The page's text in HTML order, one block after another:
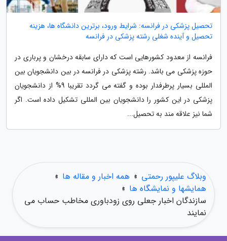
تحصیل پزشکی در فرانسه: شرایط ورود، برترین دانشگاه ها، هزینه
تحصیل و آینده شغلی رشته پزشکی در فرانسه
فرانسه از معدود کشورهایی است که دارای سابقه درخشان و پرباری در
حوزه پزشکی می باشد. رشته پزشکی در فرانسه در بین دانشجویان بین
المللی بسیار پرطرفدار بوده و گفته می گردد تقریبا 9% از دانشجویان
پزشکی در این کشور را دانشجویان بین المللی تشکیل داده است. اگر
شما نیز علاقه مند به تحصیل...
وبلاگ علیپور رحمتی » همه اخبار و مقاله ها »
همایشها و نمایشگاه ها »
سازندگان اخبار جعلی روی زودباوری مخاطب حساب می
نمایند